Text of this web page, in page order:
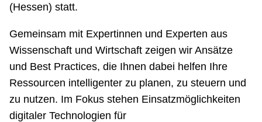
(Hessen) statt.
Gemeinsam mit Expertinnen und Experten aus
Wissenschaft und Wirtschaft zeigen wir Ansätze
und Best Practices, die Ihnen dabei helfen Ihre
Ressourcen intelligenter zu planen, zu steuern und
zu nutzen. Im Fokus stehen Einsatzmöglichkeiten
digitaler Technologien für